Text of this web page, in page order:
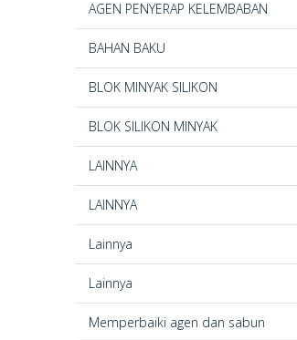
AGEN PENYERAP KELEMBABAN
BAHAN BAKU
BLOK MINYAK SILIKON
BLOK SILIKON MINYAK
LAINNYA
LAINNYA
Lainnya
Lainnya
Memperbaiki agen dan sabun